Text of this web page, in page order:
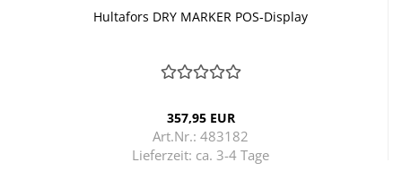
Hul­ta­fors DRY MAR­KER POS-​Dis­play
357,95 EUR
Art.Nr.: 483182
Lieferzeit: ca. 3-4 Tage